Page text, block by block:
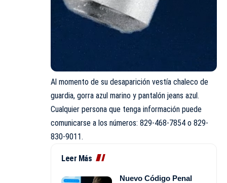
Al momento de su desaparición vestía chaleco de
guardia, gorra azul marino y pantalón jeans azul.
Cualquier persona que tenga información puede
comunicarse a los números: 829-468-7854 o 829-
830-9011.
Leer Más
Nuevo Código Penal